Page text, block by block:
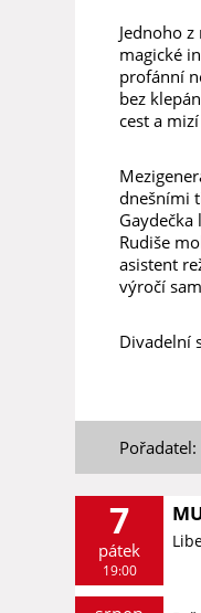
Jednoho
magické
profánní
bez
cest a
dnešními
Rudiše
asistent
výročí
Divadelní
Pořadatel:
7
pátek
19:00